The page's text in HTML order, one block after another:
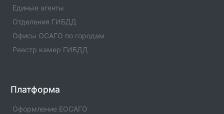
Единые агенты
Отделения ГИБДД
Офисы ОСАГО по городам
Реестр камер ГИБДД
Платформа
Оформление ЕОСАГО